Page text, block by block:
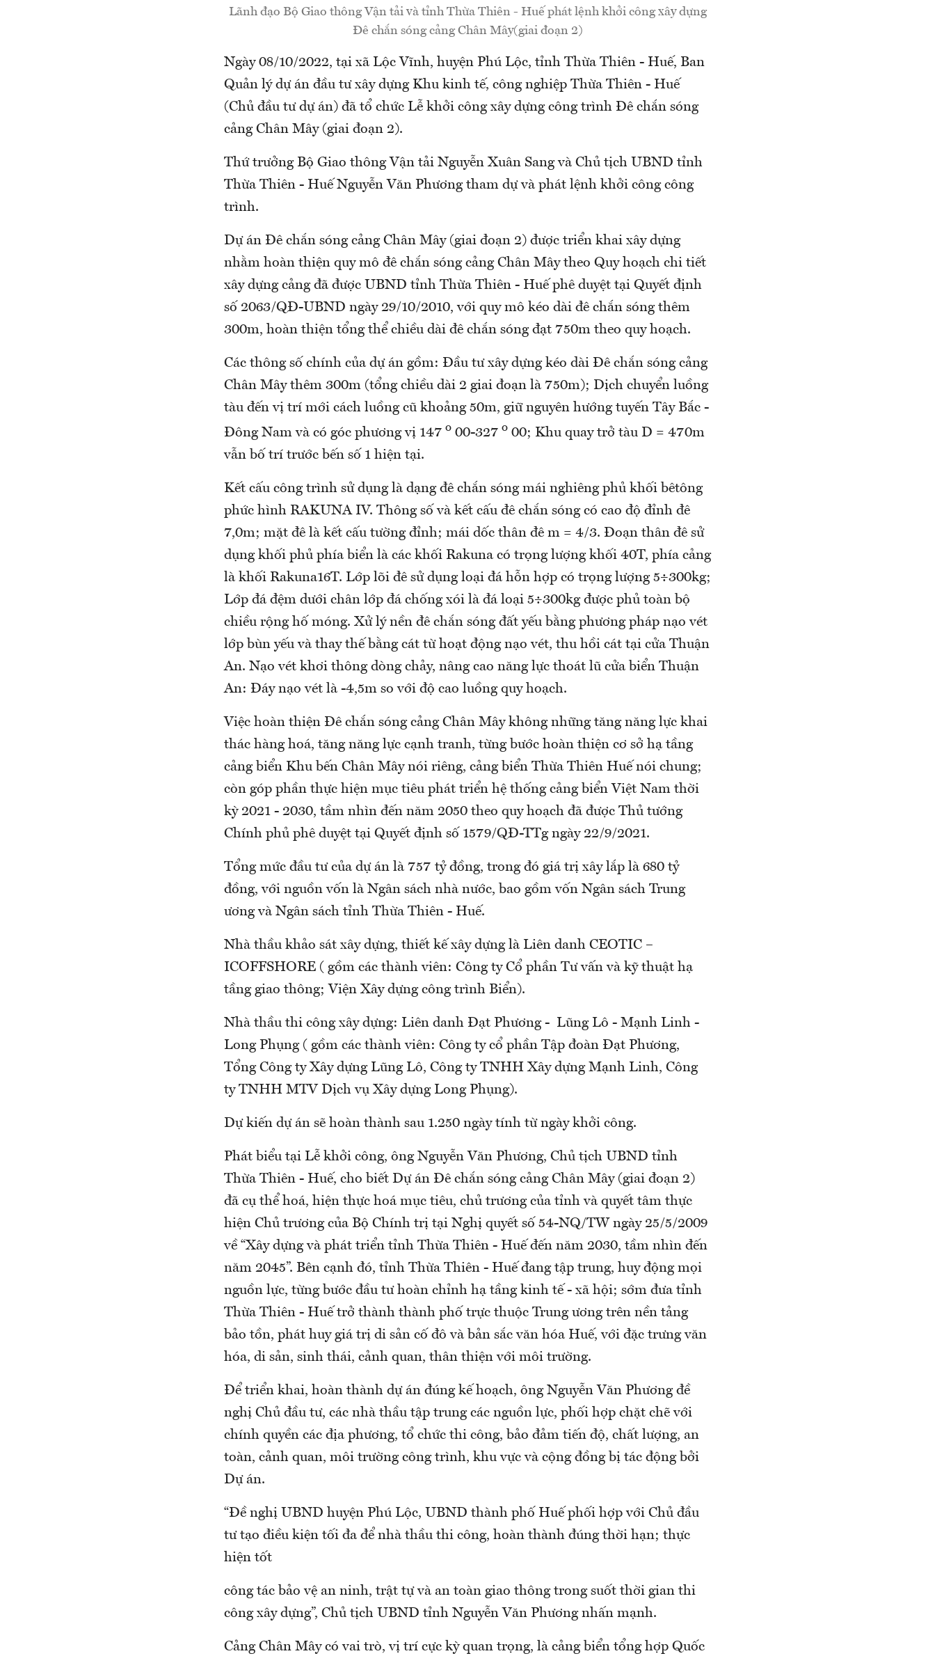
Lãnh đạo Bộ Giao thông Vận tải và tỉnh Thừa Thiên - Huế phát lệnh khởi công xây dựng
Đê chắn sóng cảng Chân Mây(giai đoạn 2)
Ngày 08/10/2022, tại xã Lộc Vĩnh, huyện Phú Lộc, tỉnh Thừa Thiên - Huế, Ban
Quản lý dự án đầu tư xây dựng Khu kinh tế, công nghiệp Thừa Thiên - Huế
(Chủ đầu tư dự án) đã tổ chức Lễ khởi công xây dựng công trình Đê chắn sóng
cảng Chân Mây (giai đoạn 2).
Thứ trưởng Bộ Giao thông Vận tải Nguyễn Xuân Sang và Chủ tịch UBND tỉnh
Thừa Thiên - Huế Nguyễn Văn Phương tham dự và phát lệnh khởi công công
trình.
Dự án Đê chắn sóng cảng Chân Mây (giai đoạn 2) được triển khai xây dựng
nhằm hoàn thiện quy mô đê chắn sóng cảng Chân Mây theo Quy hoạch chi tiết
xây dựng cảng đã được UBND tỉnh Thừa Thiên - Huế phê duyệt tại Quyết định
số 2063/QĐ-UBND ngày 29/10/2010, với quy mô kéo dài đê chắn sóng thêm
300m, hoàn thiện tổng thể chiều dài đê chắn sóng đạt 750m theo quy hoạch.
Các thông số chính của dự án gồm: Đầu tư xây dựng kéo dài Đê chắn sóng cảng
Chân Mây thêm 300m (tổng chiều dài 2 giai đoạn là 750m); Dịch chuyển luồng
tàu đến vị trí mới cách luồng cũ khoảng 50m, giữ nguyên hướng tuyến Tây Bắc -
Đông Nam và có góc phương vị 147 o 00-327 o 00; Khu quay trở tàu D = 470m
vẫn bố trí trước bến số 1 hiện tại.
Kết cấu công trình sử dụng là dạng đê chắn sóng mái nghiêng phủ khối bêtông
phức hình RAKUNA IV. Thông số và kết cấu đê chắn sóng có cao độ đỉnh đê
7,0m; mặt đê là kết cấu tường đỉnh; mái dốc thân đê m = 4/3. Đoạn thân đê sử
dụng khối phủ phía biển là các khối Rakuna có trọng lượng khối 40T, phía cảng
là khối Rakuna16T. Lớp lõi đê sử dụng loại đá hỗn hợp có trọng lượng 5÷300kg;
Lớp đá đệm dưới chân lớp đá chống xói là đá loại 5÷300kg được phủ toàn bộ
chiều rộng hố móng. Xử lý nền đê chắn sóng đất yếu bằng phương pháp nạo vét
lớp bùn yếu và thay thế bằng cát từ hoạt động nạo vét, thu hồi cát tại cửa Thuận
An. Nạo vét khơi thông dòng chảy, nâng cao năng lực thoát lũ cửa biển Thuận
An: Đáy nạo vét là -4,5m so với độ cao luồng quy hoạch.
Việc hoàn thiện Đê chắn sóng cảng Chân Mây không những tăng năng lực khai
thác hàng hoá, tăng năng lực cạnh tranh, từng bước hoàn thiện cơ sở hạ tầng
cảng biển Khu bến Chân Mây nói riêng, cảng biển Thừa Thiên Huế nói chung;
còn góp phần thực hiện mục tiêu phát triển hệ thống cảng biển Việt Nam thời
kỳ 2021 - 2030, tầm nhìn đến năm 2050 theo quy hoạch đã được Thủ tướng
Chính phủ phê duyệt tại Quyết định số 1579/QĐ-TTg ngày 22/9/2021.
Tổng mức đầu tư của dự án là 757 tỷ đồng, trong đó giá trị xây lắp là 680 tỷ
đồng, với nguồn vốn là Ngân sách nhà nước, bao gồm vốn Ngân sách Trung
ương và Ngân sách tỉnh Thừa Thiên - Huế.
Nhà thầu khảo sát xây dựng, thiết kế xây dựng là Liên danh CEOTIC –
ICOFFSHORE ( gồm các thành viên: Công ty Cổ phần Tư vấn và kỹ thuật hạ
tầng giao thông; Viện Xây dựng công trình Biển).
Nhà thầu thi công xây dựng: Liên danh Đạt Phương - Lũng Lô - Mạnh Linh -
Long Phụng ( gồm các thành viên: Công ty cổ phần Tập đoàn Đạt Phương,
Tổng Công ty Xây dựng Lũng Lô, Công ty TNHH Xây dựng Mạnh Linh, Công
ty TNHH MTV Dịch vụ Xây dựng Long Phụng).
Dự kiến dự án sẽ hoàn thành sau 1.250 ngày tính từ ngày khởi công.
Phát biểu tại Lễ khởi công, ông Nguyễn Văn Phương, Chủ tịch UBND tỉnh
Thừa Thiên - Huế, cho biết Dự án Đê chắn sóng cảng Chân Mây (giai đoạn 2)
đã cụ thể hoá, hiện thực hoá mục tiêu, chủ trương của tỉnh và quyết tâm thực
hiện Chủ trương của Bộ Chính trị tại Nghị quyết số 54-NQ/TW ngày 25/5/2009
về “Xây dựng và phát triển tỉnh Thừa Thiên - Huế đến năm 2030, tầm nhìn đến
năm 2045”. Bên cạnh đó, tỉnh Thừa Thiên - Huế đang tập trung, huy động mọi
nguồn lực, từng bước đầu tư hoàn chỉnh hạ tầng kinh tế - xã hội; sớm đưa tỉnh
Thừa Thiên - Huế trở thành thành phố trực thuộc Trung ương trên nền tảng
bảo tồn, phát huy giá trị di sản cố đô và bản sắc văn hóa Huế, với đặc trưng văn
hóa, di sản, sinh thái, cảnh quan, thân thiện với môi trường.
Để triển khai, hoàn thành dự án đúng kế hoạch, ông Nguyễn Văn Phương đề
nghị Chủ đầu tư, các nhà thầu tập trung các nguồn lực, phối hợp chặt chẽ với
chính quyền các địa phương, tổ chức thi công, bảo đảm tiến độ, chất lượng, an
toàn, cảnh quan, môi trường công trình, khu vực và cộng đồng bị tác động bởi
Dự án.
“Đề nghị UBND huyện Phú Lộc, UBND thành phố Huế phối hợp với Chủ đầu
tư tạo điều kiện tối đa để nhà thầu thi công, hoàn thành đúng thời hạn; thực
hiện tốt
công tác bảo vệ an ninh, trật tự và an toàn giao thông trong suốt thời gian thi
công xây dựng”, Chủ tịch UBND tỉnh Nguyễn Văn Phương nhấn mạnh.
Cảng Chân Mây có vai trò, vị trí cực kỳ quan trọng, là cảng biển tổng hợp Quốc